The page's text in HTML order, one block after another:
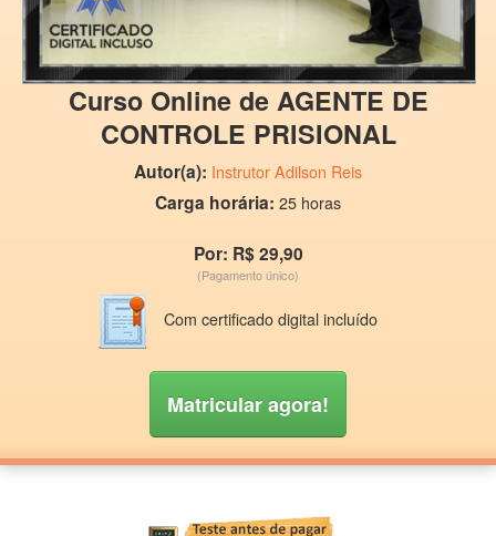
Curso Online de AGENTE DE
CONTROLE PRISIONAL
Autor(a): Instrutor Adilson Reis
Carga horária: 25 horas
Por: R$ 29,90
(Pagamento único)
Com certificado digital incluído
Matricular agora!